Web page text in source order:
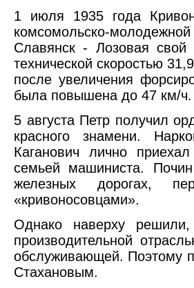
1 июля 1935 года
комсомольско-
Славянск - Лозовая
технической скоростью
после увеличения
была повышена до 47 км/ч.
5 августа Петр получил
красного знамени.
Каганович лично
семьей машиниста.
железных дорогах,
«кривоносовцами».
Однако наверху
производительной
обслуживающей. Поэтому
Стахановым.